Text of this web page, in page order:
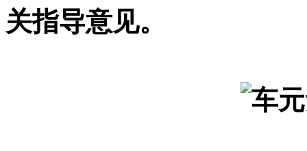
关指导意见。